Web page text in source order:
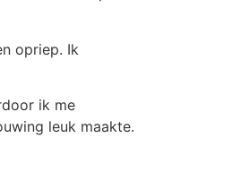
opriep. Ik
ik me
leuk maakte.